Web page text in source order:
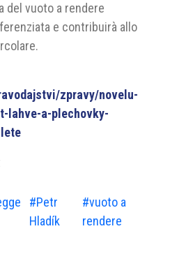
del vuoto a rendere
e contribuirà allo
zpravy/novelu-
lahve-a-plechovky-
#Petr
Hladík
#vuoto a
rendere